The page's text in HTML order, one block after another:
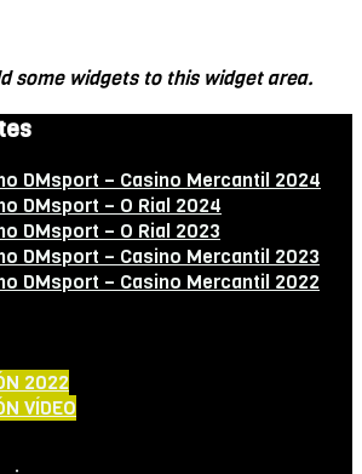
some widgets to this widget area.
DMsport – Casino Mercantil 2024
DMsport – O Rial 2024
DMsport – O Rial 2023
DMsport – Casino Mercantil 2023
DMsport – Casino Mercantil 2022
2022
VÍDEO